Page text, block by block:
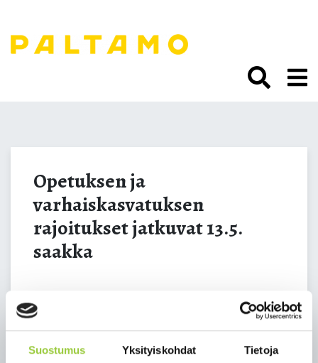
Suostumus Yksityiskohdat Tietoja
Opetuksen ja
varhaiskasvatuksen
rajoitukset jatkuvat 13.5.
saakka
Opetuksen ja
varhaiskasvatuksen
rajoitukset jatkuvat 13.5.
saakka
Varhaiskasvatuksen, opetuksen ja koulutuksen rajoitukset
jatkuvat 13. toukokuuta saakka. Opetuksen
lukukauden loppuun asti, jos epidemian rajoittaminen sitä